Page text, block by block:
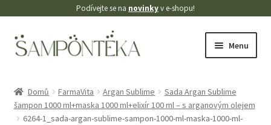
Podívejte se na novinkyv e-shopu!
Přeskočit
na
Přejít
k
Menu
Blog
Domů FarmaVita Argan Sublime
Sada Argan Sublime
šampon 1000 ml+maska 1000 ml+elixír 100 ml – s arganovým olejem
6264-1_sada-argan-sublime-sampon-1000-ml-maska-1000-ml-